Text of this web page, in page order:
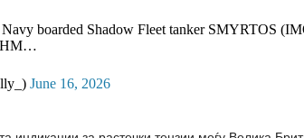
boarded Shadow Fleet tanker SMYRTOS
HM…
June 16, 2026